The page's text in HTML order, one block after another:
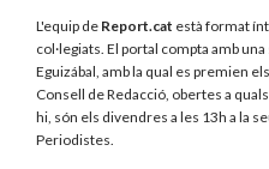
L'equip de Report.cat està format
col·legiats. El portal compta amb
Eguizábal, amb la qual es premien
Consell de Redacció, obertes a
hi, són els divendres a les 13h a la
Periodistes